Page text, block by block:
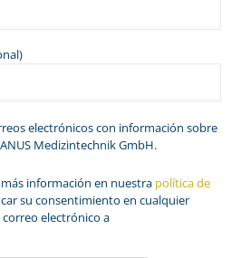
electrónicos con información sobre
Medizintechnik GmbH.
información en nuestra política de
su consentimiento en cualquier
electrónico a